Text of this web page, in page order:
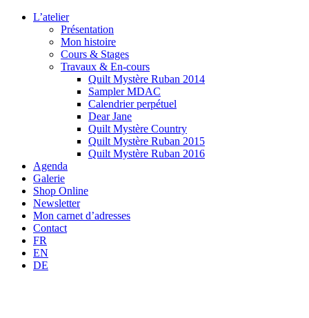
L’atelier
Présentation
Mon histoire
Cours & Stages
Travaux & En-cours
Quilt Mystère Ruban 2014
Sampler MDAC
Calendrier perpétuel
Dear Jane
Quilt Mystère Country
Quilt Mystère Ruban 2015
Quilt Mystère Ruban 2016
Agenda
Galerie
Shop Online
Newsletter
Mon carnet d’adresses
Contact
FR
EN
DE